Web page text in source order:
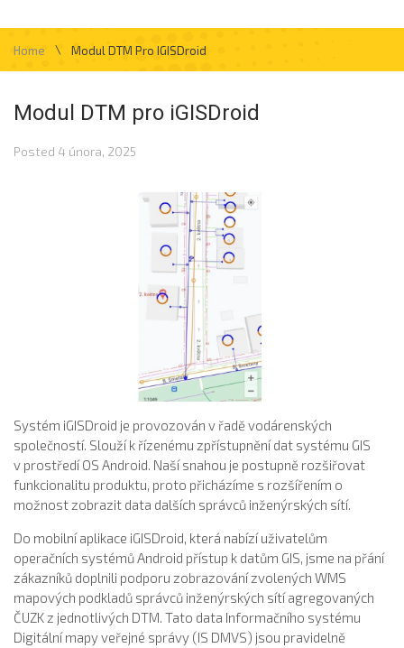
Home \ Modul DTM Pro IGISDroid
Modul DTM pro iGISDroid
Posted 4 února, 2025
Systém iGISDroid je provozován v řadě vodárenských
společností. Slouží k řízenému zpřístupnění dat systému GIS
v prostředí OS Android. Naší snahou je postupně rozšiřovat
funkcionalitu produktu, proto přicházíme s rozšířením o
možnost zobrazit data dalších správců inženýrských sítí.
Do mobilní aplikace iGISDroid, která nabízí uživatelům
operačních systémů Android přístup k datům GIS, jsme na přání
zákazníků doplnili podporu zobrazování zvolených WMS
mapových podkladů správců inženýrských sítí agregovaných
ČUZK z jednotlivých DTM. Tato data Informačního systému
Digitální mapy veřejné správy (IS DMVS) jsou pravidelně